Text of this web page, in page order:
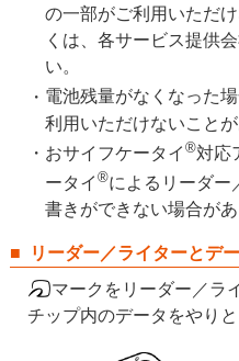
の一部がご利用いただ
くは、各サービス提供
い。
電池残量がなくなった
利用いただけないことが
おサイフケータイ ®対応
ータイ ®によるリーダー
書きができない場合があ
リーダー／ライターとデ
マークをリーダー／ラ
チップ内のデータをやりと